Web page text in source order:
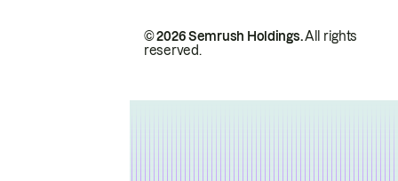
© 2026 Semrush Holdings.All rights
reserved.